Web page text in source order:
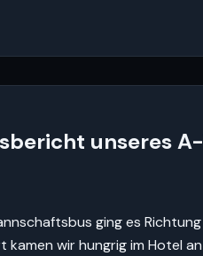
unseres
ging es Richtung
wir hungrig im Hotel